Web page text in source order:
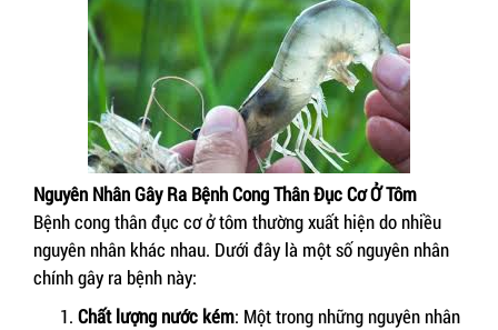
Nguyên Nhân Gây Ra Bệnh Cong Thân Đục Cơ Ở Tôm
Bệnh cong thân đục cơ ở tôm thường xuất hiện do nhiều
nguyên nhân khác nhau. Dưới đây là một số nguyên nhân
chính gây ra bệnh này:
Chất lượng nước kém: Một trong những nguyên nhân